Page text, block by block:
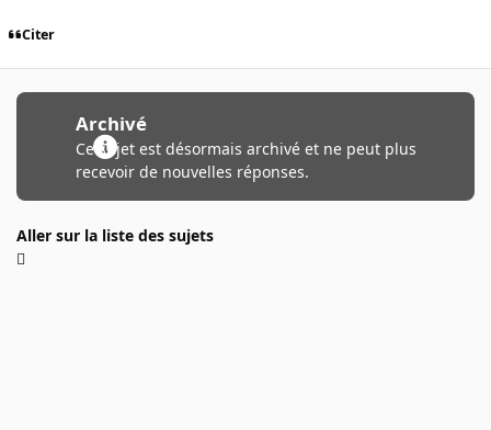
Citer
Archivé
Ce sujet est désormais archivé et ne peut plus
recevoir de nouvelles réponses.
Aller sur la liste des sujets